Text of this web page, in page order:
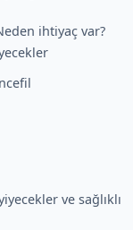
ihtiyaç var?
ve sağlıklı